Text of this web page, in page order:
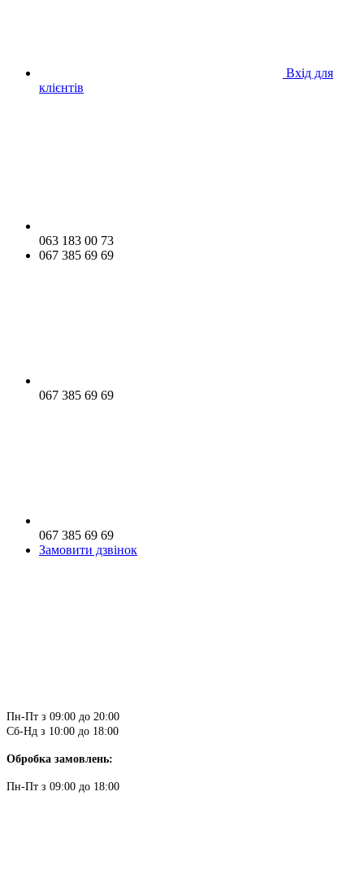
Вхід для
клієнтів
063 183 00 73
067 385 69 69
067 385 69 69
067 385 69 69
Замовити дзвінок
Пн-Пт з 09:00 до 20:00
Сб-Нд з 10:00 до 18:00
Обробка замовлень:
Пн-Пт з 09:00 до 18:00